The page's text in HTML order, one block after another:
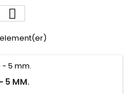

element(er)
5 MM.